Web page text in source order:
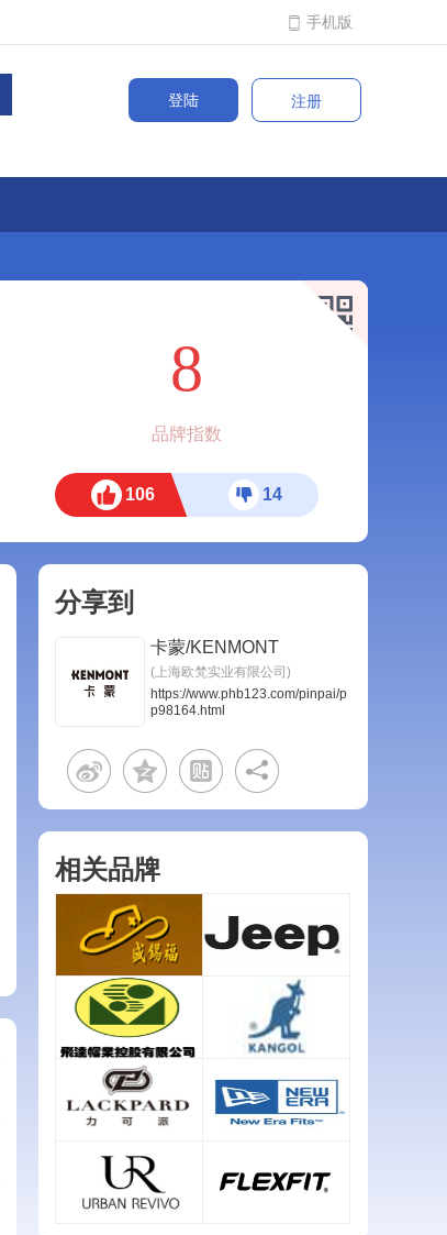
手机版
登陆
注册
8
品牌指数
106 14
分享到
卡蒙/KENMONT
(上海欧梵实业有限公司)
https://www.phb123.com/pinpai/p
p98164.html
相关品牌
盛锡福
查看详情
吉普/JEEP
查看详情
飞达
查看详情
坎戈尔袋鼠/KANGOL
查看详情
力可派/LACKPARD
查看详情 查看详情